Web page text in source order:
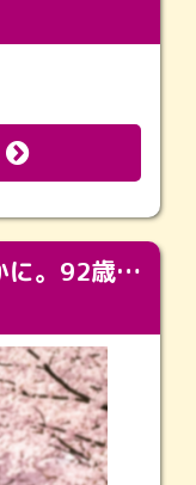
同窓会のように、なごやかに。92歳の旅立ちを彩った、再会と感謝の場